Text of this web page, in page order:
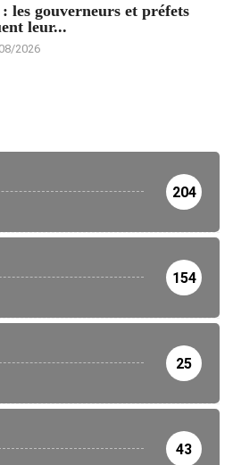
: les gouverneurs et préfets
leur...
2026
204
154
25
43